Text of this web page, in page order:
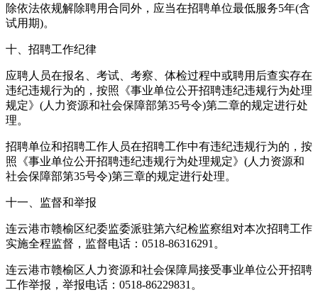
除依法依规解除聘用合同外，应当在招聘单位最低服务5年(含
试用期)。
十、招聘工作纪律
应聘人员在报名、考试、考察、体检过程中或聘用后查实存在
违纪违规行为的，按照《事业单位公开招聘违纪违规行为处理
规定》(人力资源和社会保障部第35号令)第二章的规定进行处
理。
招聘单位和招聘工作人员在招聘工作中有违纪违规行为的，按
照《事业单位公开招聘违纪违规行为处理规定》(人力资源和
社会保障部第35号令)第三章的规定进行处理。
十一、监督和举报
连云港市赣榆区纪委监委派驻第六纪检监察组对本次招聘工作
实施全程监督，监督电话：0518-86316291。
连云港市赣榆区人力资源和社会保障局接受事业单位公开招聘
工作举报，举报电话：0518-86229831。